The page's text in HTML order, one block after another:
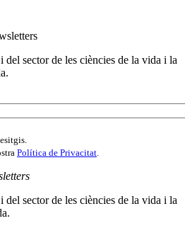
del sector de les ciències de la vida i la
Política de Privacitat
del sector de les ciències de la vida i la